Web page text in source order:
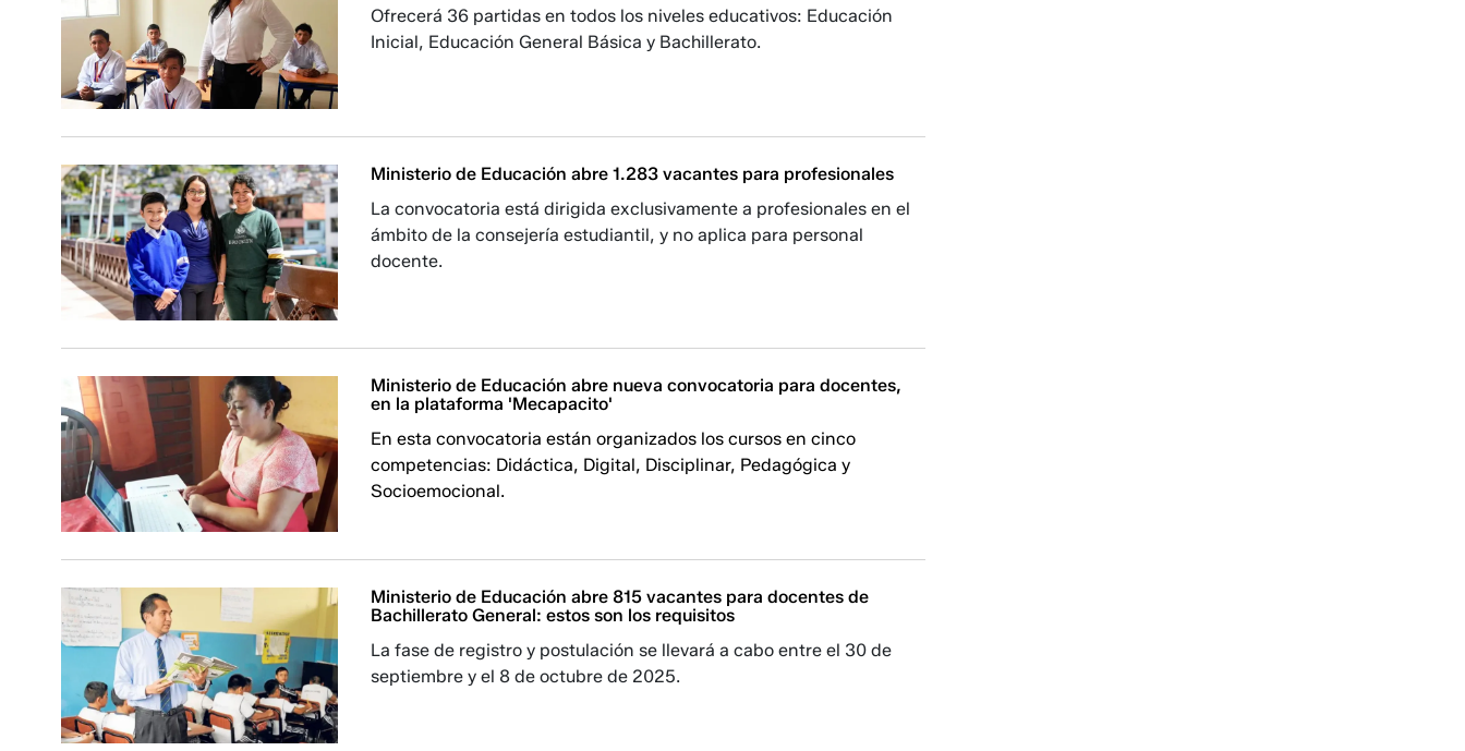
Ofrecerá 36 partidas en todos los niveles educativos: Educación
Inicial, Educación General Básica y Bachillerato.
Ministerio de Educación abre 1.283 vacantes para profesionales
La convocatoria está dirigida exclusivamente a profesionales en el
ámbito de la consejería estudiantil, y no aplica para personal
docente.
Ministerio de Educación abre nueva convocatoria para docentes,
en la plataforma 'Mecapacito'
En esta convocatoria están organizados los cursos en cinco
competencias: Didáctica, Digital, Disciplinar, Pedagógica y
Socioemocional.
Ministerio de Educación abre 815 vacantes para docentes de
Bachillerato General: estos son los requisitos
La fase de registro y postulación se llevará a cabo entre el 30 de
septiembre y el 8 de octubre de 2025.